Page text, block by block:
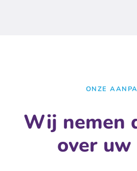
ONZE
Wij nemen
over uw